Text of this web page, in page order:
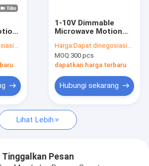
1-10V Dimmable
Microwave Motion
proof Light, 6m Max
Mounting Height
Harga:Dapat dinegosiasikan
MOQ:300 pcs
dapatkan harga terbaru
Hubungi sekarang
Lihat Lebih
Tinggalkan Pesan